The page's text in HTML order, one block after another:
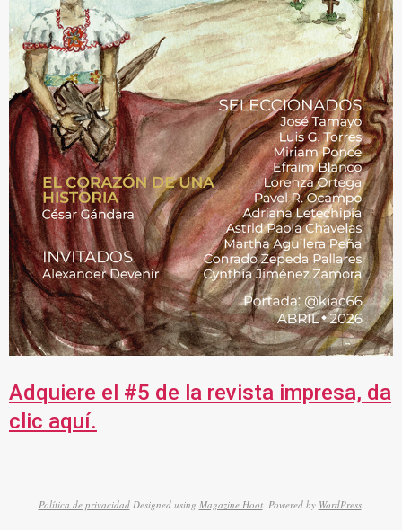
Adquiere el #5 de la revista impresa, da
clic aquí.
Política de privacidadDesigned using Magazine Hoot. Powered by WordPress.